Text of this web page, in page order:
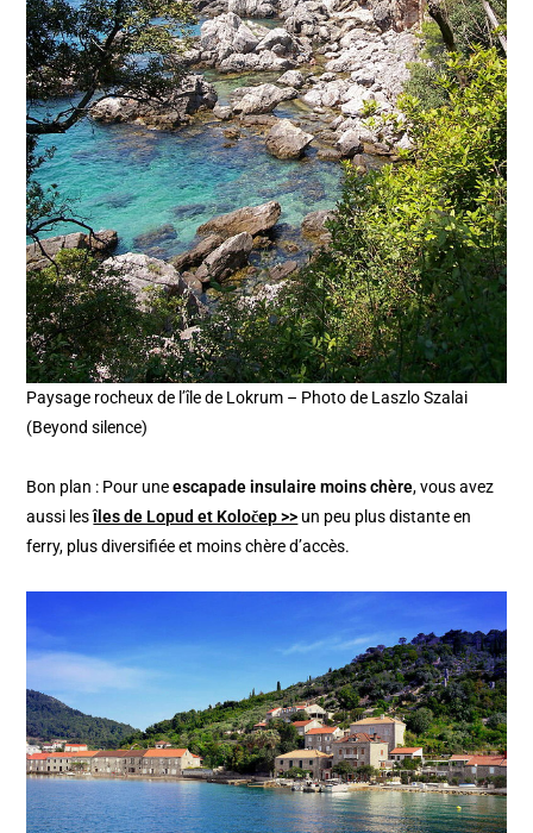
Paysage rocheux de l’île de Lokrum – Photo de Laszlo Szalai
(Beyond silence)
Bon plan : Pour uneescapade insulaire moins chère, vous avez
aussi lesîles de Lopud et Koločep >> un peu plus distante en
ferry, plus diversifiée et moins chère d’accès.